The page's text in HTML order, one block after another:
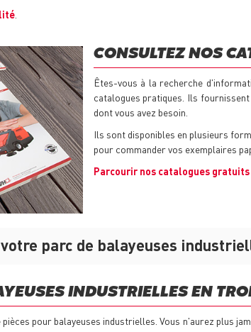
CONSULTEZ NOS
Êtes-vous à la recherche
catalogues pratiques. Ils
dont vous avez besoin.
Ils sont disponibles en plusieurs
pour commander vos exemplaires
Parcourir nos catalogues gratuits
parc de balayeuses
INDUSTRIELLES EN
pour balayeuses industrielles. Vous n'aurez plus